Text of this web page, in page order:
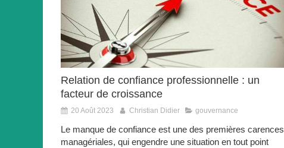
Relation de confiance professionnelle : un
facteur de croissance
20 Août 2023 Christian Didier gouvernance
Le manque de confiance est une des premières carences
managériales, qui engendre une situation en tout point